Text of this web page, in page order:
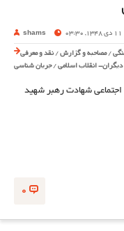
shams 11 دی 1348, 03:30
/مصاحبه و گزارش /نقد و معرفی
دیگران- انقلاب اسلامی /جریان شناسی
اجتماعی شهادت رهبر شهید
0